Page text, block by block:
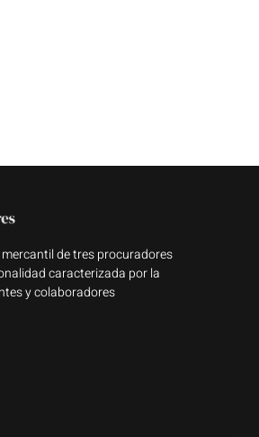
de tres procuradores
caracterizada por la
y colaboradores